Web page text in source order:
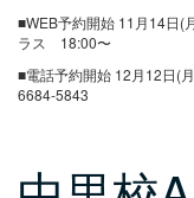
■WEB予約開始 11月14日(
ラス 18:00〜
■電話予約開始 12月12日(
6684-5843